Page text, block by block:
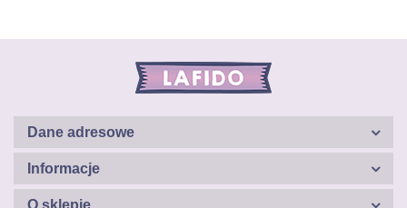
Dane adresowe
Informacje